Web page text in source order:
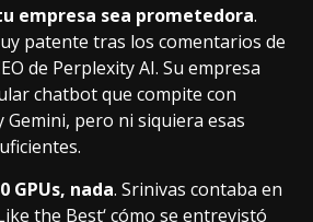
empresa sea prometedora.
patente tras los comentarios de
de Perplexity AI. Su empresa
chatbot que compite con
Gemini, pero ni siquiera esas
GPUs, nada. Srinivas contaba en
the Best‘ cómo se entrevistó